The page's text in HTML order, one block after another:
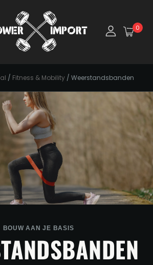
0
/ Fitness & Mobility / Weerstandsbanden
BOUW AAN JE BASIS